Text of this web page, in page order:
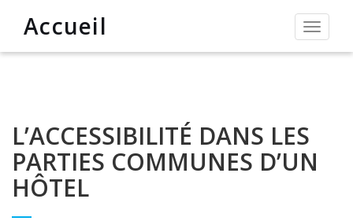
Accueil
L’ACCESSIBILITÉ DANS LES
PARTIES COMMUNES D’UN
HÔTEL